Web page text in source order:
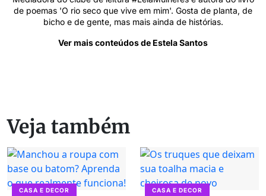
de poemas 'O rio seco que vive em mim'. Gosta de planta, de
bicho e de gente, mas mais ainda de histórias.
Ver mais conteúdos de Estela Santos
Veja também
CASA E DECOR CASA E DECOR